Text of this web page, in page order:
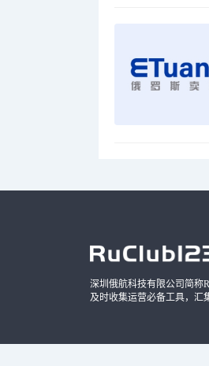
深圳俄航科技有限公司简称
及时收集运营必备工具，汇